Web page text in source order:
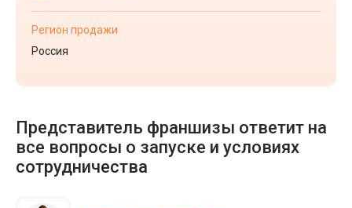
Регион продажи
Россия
Представитель франшизы ответит на
все вопросы о запуске и условиях
сотрудничества